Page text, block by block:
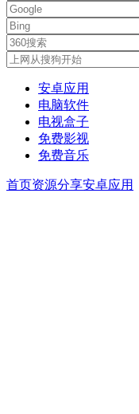
安卓应用
电脑软件
电视盒子
免费影视
免费音乐
首页资源分享安卓应用